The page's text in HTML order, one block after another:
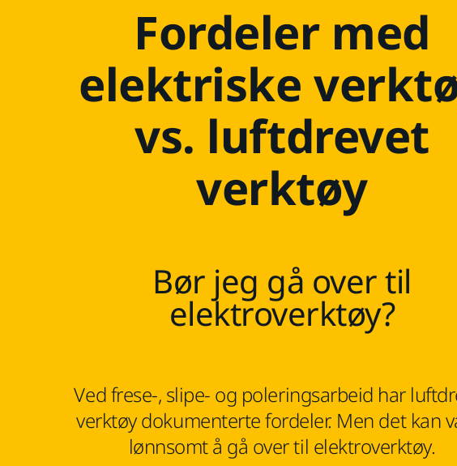
Fordeler med
elektriske
vs. luftdrevet
verktøy
Bør jeg gå over til
elektroverktøy?
Ved frese-, slipe- og poleringsarbeid har
verktøy dokumenterte fordeler. Men det kan
lønnsomt å gå over til elektroverktøy.